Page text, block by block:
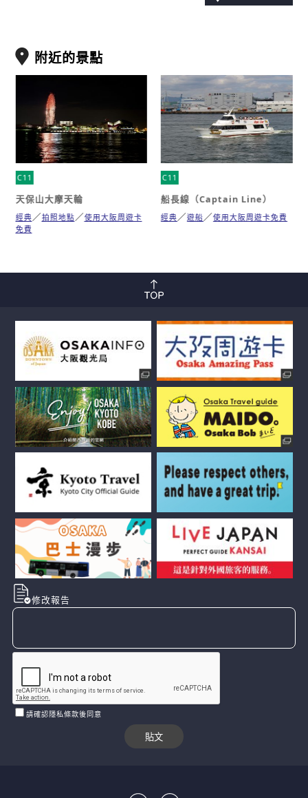
附近的景點
C11
天保山大摩天輪
經典 拍照地點
使用大阪周遊卡
免費
C11
船長線（Captain Line）
經典 遊船 使用大阪周遊卡免費
修改報告
請確認隱私條款後同意